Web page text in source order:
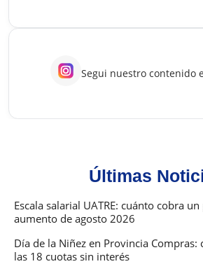
Segui nuestro contenido
Últimas
Escala salarial UATRE: cuánto cobra
aumento de agosto 2026
Día de la Niñez en Provincia
las 18 cuotas sin interés